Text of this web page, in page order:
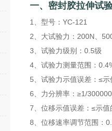
一、密封胶拉伸试
1、型号：YC-121
2、大试验力：200N、
3、试验力级别：0.5级
4、试验力测量范围：
5、试验力示值误差：≤
6、力分辨率：≥1/
7、位移示值误差：≤示值
8、位移速率调节范围：